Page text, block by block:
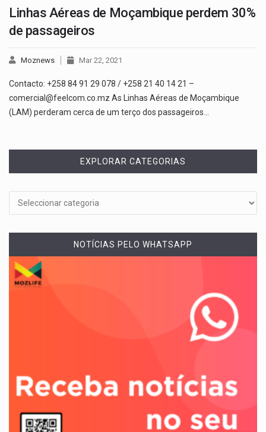
Linhas Aéreas de Moçambique perdem 30%
de passageiros
Moznews Mar 22, 2021
Contacto: +258 84 91 29 078 / +258 21 40 14 21 –
comercial@feelcom.co.mz As Linhas Aéreas de Moçambique
(LAM) perderam cerca de um terço dos passageiros…
EXPLORAR CATEGORIAS
NOTÍCIAS PELO WHATSAPP